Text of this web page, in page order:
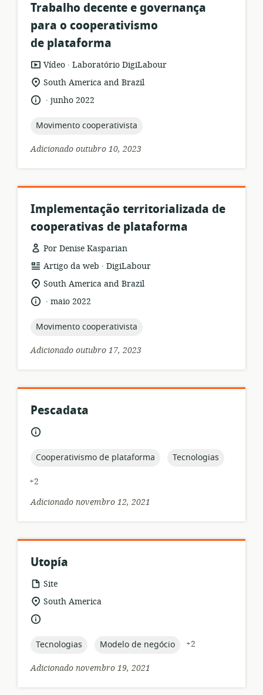
Trabalho decente e governança
para o cooperativismo
de plataforma
formato
de
recurso:
Vídeo .
Editor:Laboratório DigiLabour
local
de
relevância:
South America and Brazil
idioma:
.
data
publicação:
junho 2022
topic:
Movimento cooperativista
Adicionado outubro 10, 2023
Implementação territorializada de
cooperativas de plataforma
Por Denise Kasparian
formato
de
recurso:
Artigo da web .
Editor:DigiLabour
local
relevância:
South America and Brazil
idioma:
.
data
publicação:
maio 2022
topic:
Movimento cooperativista
Adicionado outubro 17, 2023
Pescadata
formato
recurso:
idioma:
topic:
Cooperativismo de plataforma topic:
Tecnologias
+2
Adicionado novembro 12, 2021
Utopía
formato
de
recurso:
Site
localSouth America
idioma:
topic:
Tecnologias topic:
Modelo de negócio
+2
Adicionado novembro 19, 2021